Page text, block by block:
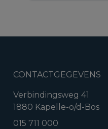
CONTACTGEGEVENS
Verbindingsweg 41
1880 Kapelle-o/d-Bos
015 711 000